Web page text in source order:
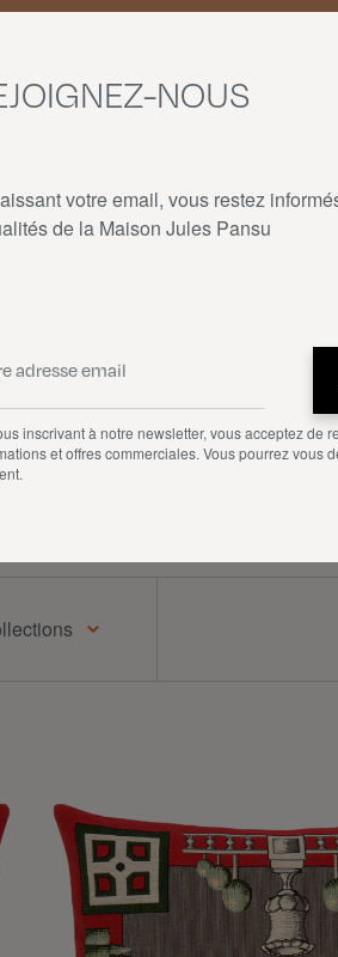
Pays-Bas et Allemagne offerte à partir de
inscrivant à notre newsletter, vous acceptez de
et offres commerciales. Vous pourrez vous
votre email, vous restez
de la Maison Jules Pansu
NOUS